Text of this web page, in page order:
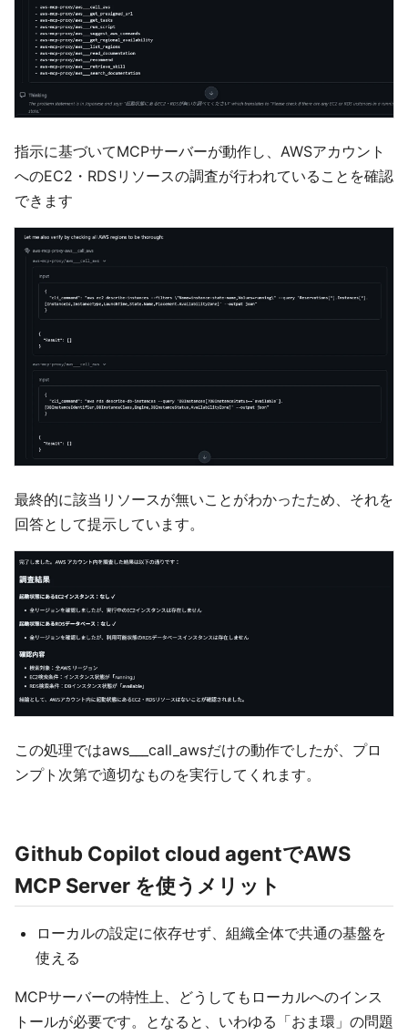
指示に基づいてMCPサーバーが動作し、AWSアカウント
へのEC2・RDSリソースの調査が行われていることを確認
できます
最終的に該当リソースが無いことがわかったため、それを
回答として提示しています。
この処理ではaws___call_awsだけの動作でしたが、プロ
ンプト次第で適切なものを実行してくれます。
Github Copilot cloud agentでAWS
MCP Server を使うメリット
ローカルの設定に依存せず、組織全体で共通の基盤を
使える
MCPサーバーの特性上、どうしてもローカルへのインス
トールが必要です。となると、いわゆる「おま環」の問題